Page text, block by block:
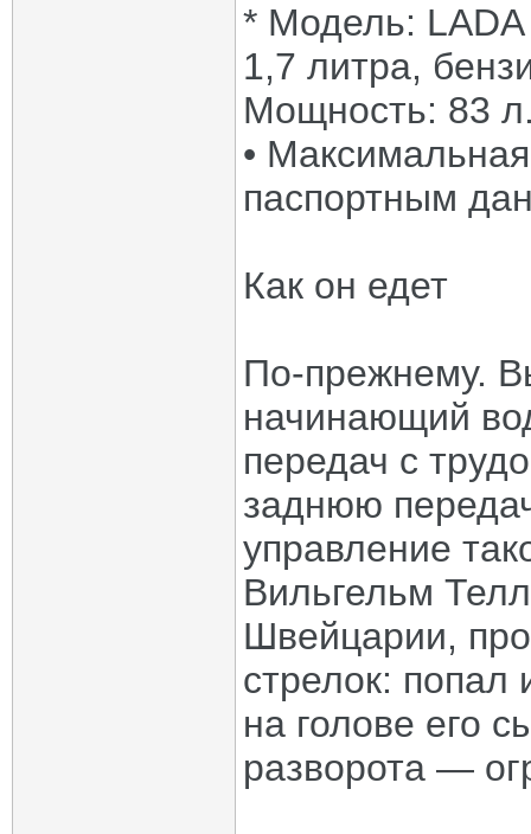
* Модель: LADA
1,7 литра,
Мощность: 83
•
паспортным
Как он едет
По-прежнему.
начинающий
передач с
заднюю
управление
Вильгельм
Швейцарии,
стрелок: попал
на голове его
разворота —